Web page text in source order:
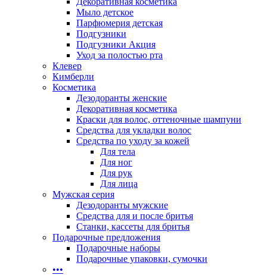
Мыло детское
Парфюмерия детская
Подгузники
Подгузники Акция
Уход за полостью рта
Клевер
Кимберли
Косметика
Дезодоранты женские
Декоративная косметика
Краски для волос, оттеночные шампуни
Средства для укладки волос
Средства по уходу за кожей
Для тела
Для ног
Для рук
Для лица
Мужская серия
Дезодоранты мужские
Средства для и после бритья
Станки, кассеты для бритья
Подарочные предложения
Подарочные наборы
Подарочные упаковки, сумочки
•••